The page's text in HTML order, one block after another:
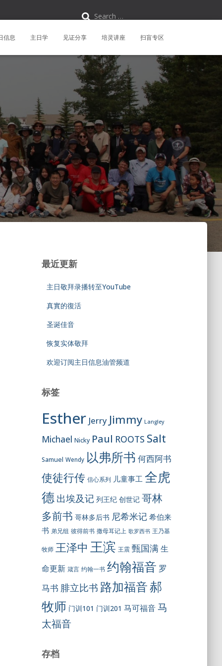
f
r
Search …
信息 主日学 见证分享 培灵讲座 扫盲专区
最近更新
主日敬拜录播转至YouTube
真實的復活
圣诞佳音
恢复实体敬拜
欢迎订阅主日信息油管频道
标签
Esther Jerry Jimmy Langley
Michael Nicky Paul ROOTS Salt
Samuel Wendy 以弗所书 何西阿书
使徒行传 信心系列 儿童事工 全虎
德 出埃及记 列王纪 创世记 哥林
多前书 哥林多后书 尼希米记 希伯来
书 弟兄组 彼得前书 撒母耳记上 歌罗西书 王乃基
牧师 王泽中 王滨 王震 甄国满 生
命更新 箴言 约翰一书 约翰福音 罗
马书 腓立比书 路加福音郝
牧师 门训101 门训201 马可福音 马
太福音
存档